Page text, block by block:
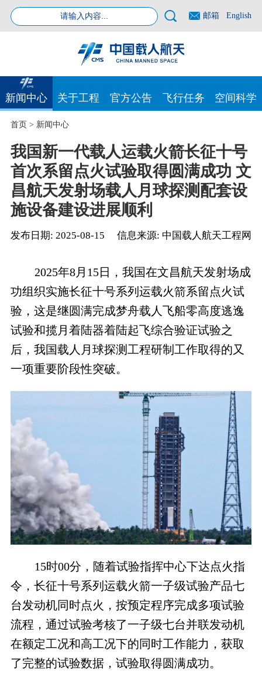
邮箱 English
新闻中心 关于工程 官方公告 飞行任务 空间科学
首页> 新闻中心
我国新一代载人运载火箭长征十号
首次系留点火试验取得圆满成功 文
昌航天发射场载人月球探测配套设
施设备建设进展顺利
发布日期: 2025-08-15 信息来源: 中国载人航天工程网
2025年8月15日，我国在文昌航天发射场成
功组织实施长征十号系列运载火箭系留点火试
验，这是继圆满完成梦舟载人飞船零高度逃逸
试验和揽月着陆器着陆起飞综合验证试验之
后，我国载人月球探测工程研制工作取得的又
一项重要阶段性突破。
15时00分，随着试验指挥中心下达点火指
令，长征十号系列运载火箭一子级试验产品七
台发动机同时点火，按预定程序完成多项试验
流程，通过试验考核了一子级七台并联发动机
在额定工况和高工况下的同时工作能力，获取
了完整的试验数据，试验取得圆满成功。